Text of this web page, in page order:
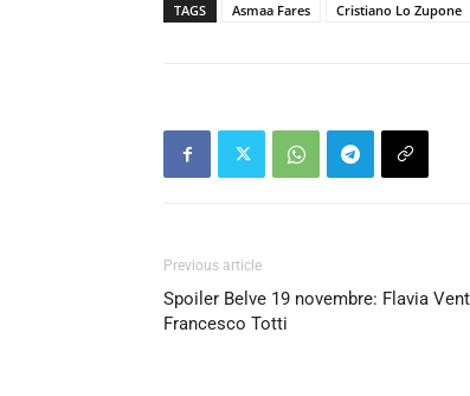
TAGS Asmaa Fares Cristiano Lo Zupone
Previous article
Spoiler Belve 19 novembre: Flavia
Francesco Totti